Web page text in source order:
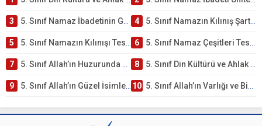
3 5. Sınıf Namaz İbadetinin Getirdiği Faydalar Testi 4 5. Sınıf Namazın Kılınış Şartları Testi
5 5. Sınıf Namazın Kılınışı Testi – Online Çöz 6 5. Sınıf Namaz Çeşitleri Testi – Online Çöz
7 5. Sınıf Allah’ın Huzurunda Olmak – Namaz İbadeti Testi 8 5. Sınıf Din Kültürü ve Ahlak Bilgisi 1. Ünite: Allah İnancı Çalışmaları
9 5. Sınıf Allah’ın Güzel İsimleri Testi – Online Çöz 10 5. Sınıf Allah’ın Varlığı ve Birliği Testi – Online Çöz